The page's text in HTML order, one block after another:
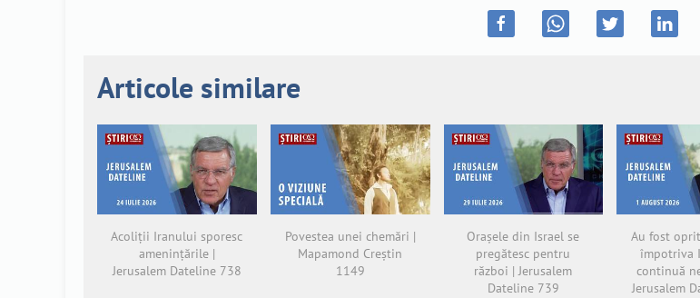
Articole similare
Acoliții Iranului sporesc
amenințările |
Jerusalem Dateline 738
Povestea unei chemări |
Mapamond Creștin
1149
Orașele din Israel se
pregătesc pentru
război | Jerusalem
Dateline 739
Au fost
împotriva
continuă
Jerusalem